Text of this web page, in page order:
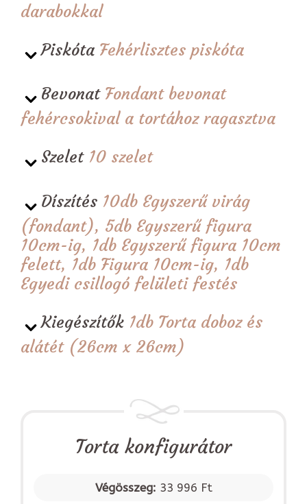
darabokkal
Piskóta Fehérlisztes piskóta
Bevonat Fondant bevonat
fehércsokival a tortához ragasztva
Szelet 10 szelet
Díszítés 10db Egyszerű virág
(fondant), 5db Egyszerű figura
10cm-ig, 1db Egyszerű figura 10cm
felett, 1db Figura 10cm-ig, 1db
Egyedi csillogó felületi festés
Kiegészítők 1db Torta doboz és
alátét (26cm x 26cm)
Torta konfigurátor
Végösszeg: 33 996 Ft